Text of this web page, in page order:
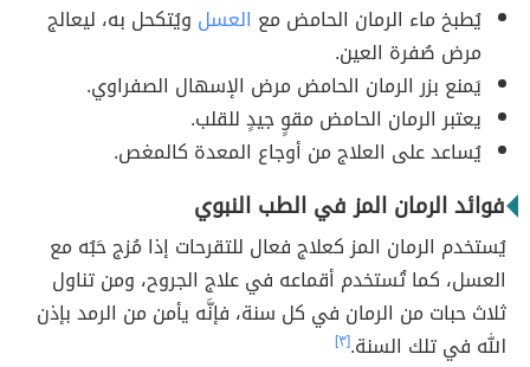
يُطبخ ماء الرمان الحامض مع العسل ويُتكحل به، ليعالج
مرض صُفرة العين.
يَمنع بزر الرمان الحامض مرض الإسهال الصفراوي.
يعتبر الرمان الحامض مقوٍ جيدٍ للقلب.
يُساعد على العلاج من أوجاع المعدة كالمغص.
فوائد الرمان المز في الطب النبوي
يُستخدم الرمان المز كعلاج فعال للتقرحات إذا مُزج حَبُه مع
العسل، كما تُستخدم أقماعه في علاج الجروح، ومن تناول
ثلاث حبات من الرمان في كل سنة، فإنَّه يأمن من الرمد بإذن
الله في تلك السنة.[٣]